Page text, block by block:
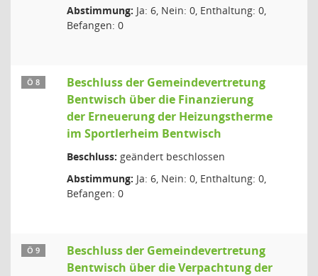
Abstimmung: Ja: 6, Nein: 0, Enthaltung: 0,
Befangen: 0
Ö 8
Beschluss der Gemeindevertretung
Bentwisch über die Finanzierung
der Erneuerung der Heizungstherme
im Sportlerheim Bentwisch
Beschluss: geändert beschlossen
Abstimmung: Ja: 6, Nein: 0, Enthaltung: 0,
Befangen: 0
Ö 9
Beschluss der Gemeindevertretung
Bentwisch über die Verpachtung der